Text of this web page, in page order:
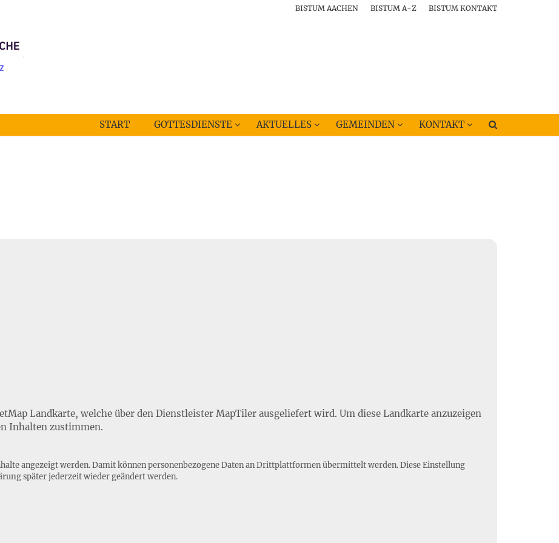
BISTUM AACHEN BISTUM A-Z BISTUM KONTAKT
START GOTTESDIENSTE AKTUELLES GEMEINDEN KONTAKT
Landkarte, welche über den Dienstleister MapTiler ausgeliefert wird. Um diese Landkarte anzuzeigen
Inhalten zustimmen.
angezeigt werden. Damit können personenbezogene Daten an Drittplattformen übermittelt werden. Diese Einstellung
später jederzeit wieder geändert werden.